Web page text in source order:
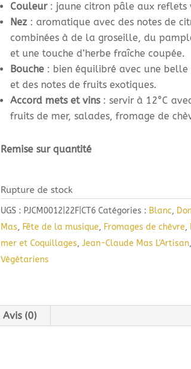
Couleur: jaune citron pâle aux reflets
Nez : aromatique avec des notes de
combinées à de la groseille, du
et une touche d’herbe fraîche coupée.
Bouche : bien équilibré avec une belle
et des notes de fruits exotiques.
Accord mets et vins: servir à 12°C
fruits de mer, salades, fromage de
Remise sur quantité
Rupture de stock
UGS : PJCM0012|22F|CT6 Catégories : Blanc,
Mas, Fête de la musique, Fromages de chèvre,
mer et Coquillages,Jean-Claude Mas L'Artisan,
Végétariens
Avis (0)